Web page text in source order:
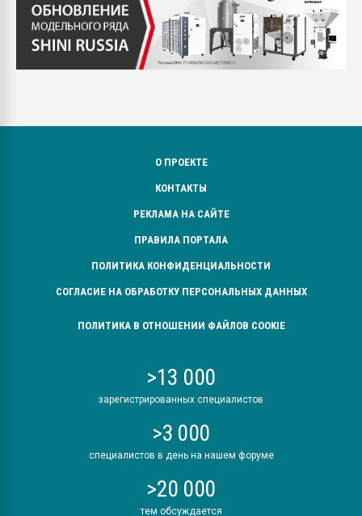
О ПРОЕКТЕ
КОНТАКТЫ
РЕКЛАМА НА САЙТЕ
ПРАВИЛА ПОРТАЛА
ПОЛИТИКА КОНФИДЕНЦИАЛЬНОСТИ
СОГЛАСИЕ НА ОБРАБОТКУ ПЕРСОНАЛЬНЫХ ДАННЫХ
ПОЛИТИКА В ОТНОШЕНИИ ФАЙЛОВ COOKIE
>13 000
зарегистрированных специалистов
>3 000
специалистов в день на нашем форуме
>20 000
тем обсуждается